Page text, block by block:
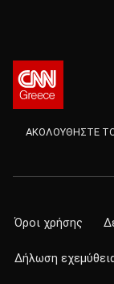
ΑΚΟΛΟΥΘΗΣΤΕ ΤΟ
Όροι χρήσης
Δήλωση